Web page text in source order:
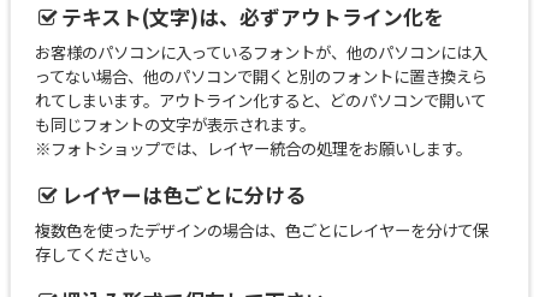
テキスト(文字)は、必ずアウトライン化を
お客様のパソコンに入っているフォントが、他のパソコンには入
ってない場合、他のパソコンで開くと別のフォントに置き換えら
れてしまいます。アウトライン化すると、どのパソコンで開いて
も同じフォントの文字が表示されます。
※フォトショップでは、レイヤー統合の処理をお願いします。
レイヤーは色ごとに分ける
複数色を使ったデザインの場合は、色ごとにレイヤーを分けて保
存してください。